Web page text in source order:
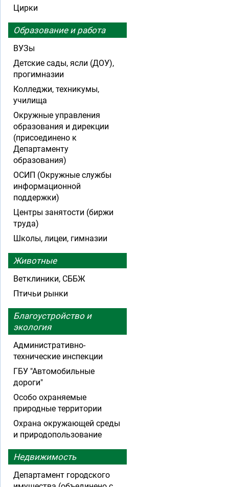
Цирки
Образование и работа
ВУЗы
Детские сады, ясли (ДОУ),
прогимназии
Колледжи, техникумы,
училища
Окружные управления
образования и дирекции
(присоединено к
Департаменту
образования)
ОСИП (Окружные службы
информационной
поддержки)
Центры занятости (биржи
труда)
Школы, лицеи, гимназии
Животные
Ветклиники, СББЖ
Птичьи рынки
Благоустройство и
экология
Административно-
технические инспекции
ГБУ "Автомобильные
дороги"
Особо охраняемые
природные территории
Охрана окружающей среды
и природопользование
Недвижимость
Департамент городского